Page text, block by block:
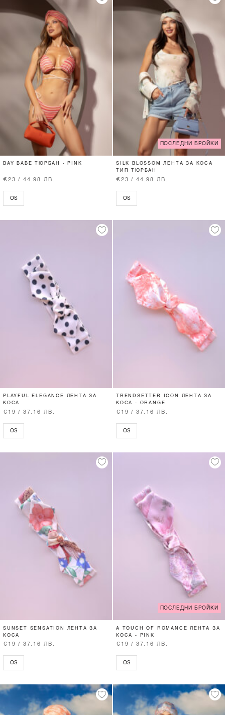
BAY BABE ТЮРБАН - PINK
€23 / 44.98 ЛВ.
OS
ПОСЛЕДНИ БРОЙКИ
SILK BLOSSOM ЛЕНТА ЗА КОСА
ТИП ТЮРБАН
€23 / 44.98 ЛВ.
OS
PLAYFUL ELEGANCE ЛЕНТА ЗА
КОСА
€19 / 37.16 ЛВ.
OS
TRENDSETTER ICON ЛЕНТА ЗА
КОСА - ORANGE
€19 / 37.16 ЛВ.
OS
SUNSET SENSATION ЛЕНТА ЗА
КОСА
€19 / 37.16 ЛВ.
OS
ПОСЛЕДНИ БРОЙКИ
A TOUCH OF ROMANCE ЛЕНТА ЗА
КОСА - PINK
€19 / 37.16 ЛВ.
OS